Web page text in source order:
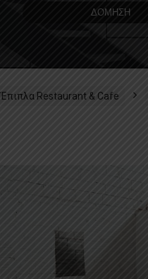
ΔΟΜΗΣΗ
Έπιπλα Restaurant & Cafe